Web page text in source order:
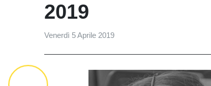
2019
Venerdì 5 Aprile 2019